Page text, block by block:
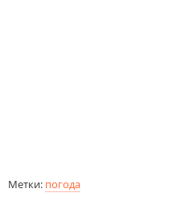
Метки: погода